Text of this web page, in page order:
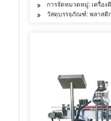
การจัดหมวดหมู่: เครื่อ
วัสดุบรรจุภัณฑ์: พลาสติ